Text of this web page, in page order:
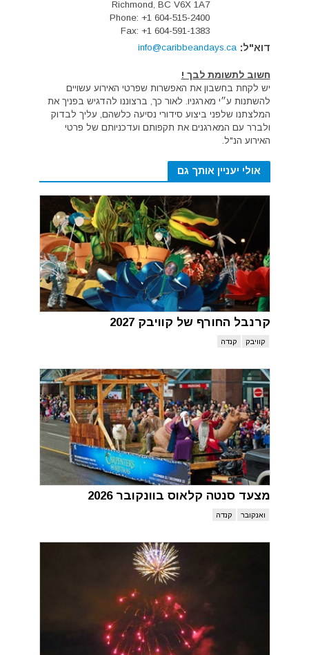
Richmond, BC V6X 1A7
Phone: +1 604-515-2400
Fax: +1 604-591-1383
דוא"ל: info@caribbeandays.ca
חשוב לתשומת לבך !
יש לקחת בחשבון את האפשרות שפרטי האירוע עשויים
להשתנות ע״י מארגניו. לאור כך, ברצוננו להדגיש בפניך את
המלצתנו שלפני ביצוע סידורי נסיעה כלשהם, עליך לבדוק
ולברר עם המארגנים את תקפותם ועדכניותם של פרטי
האירוע הנ"ל.
אולי יעניין אותך גם
קרנבל החורף של קוויבק 2027
קוויבק קנדה
מצעד סנטה קלאוס בוונקובר 2026
ואנקובר קנדה